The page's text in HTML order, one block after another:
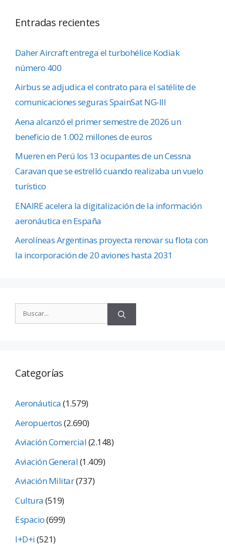
Entradas recientes
Daher Aircraft entrega el turbohélice Kodiak
número 400
Airbus se adjudica el contrato para el satélite de
comunicaciones seguras SpainSat NG-III
Aena alcanzó el primer semestre de 2026 un
beneficio de 1.002 millones de euros
Mueren en Perú los 13 ocupantes de un Cessna
Caravan que se estrelló cuando realizaba un vuelo
turístico
ENAIRE acelera la digitalización de la información
aeronáutica en España
Aerolíneas Argentinas proyecta renovar su flota con
la incorporación de 20 aviones hasta 2031
Categorías
Aeronáutica(1.579)
Aeropuertos(2.690)
Aviación Comercial(2.148)
Aviación General(1.409)
Aviación Militar(737)
Cultura(519)
Espacio(699)
I+D+i(521)